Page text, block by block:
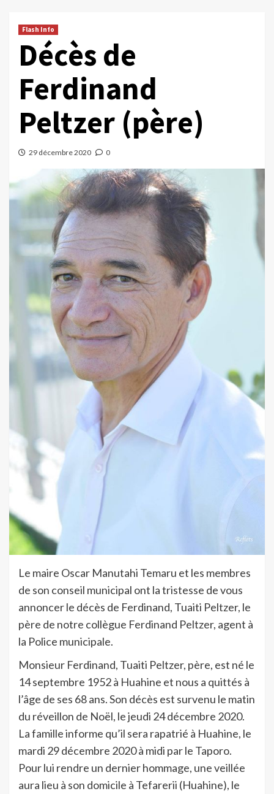
Flash Info
Décès de
Ferdinand
Peltzer (père)
29 décembre 2020 0
Le maire Oscar Manutahi Temaru et les membres
de son conseil municipal ont la tristesse de vous
annoncer le décès de Ferdinand, Tuaiti Peltzer, le
père de notre collègue Ferdinand Peltzer, agent à
la Police municipale.
Monsieur Ferdinand, Tuaiti Peltzer, père, est né le
14 septembre 1952 à Huahine et nous a quittés à
l’âge de ses 68 ans. Son décès est survenu le matin
du réveillon de Noël, le jeudi 24 décembre 2020.
La famille informe qu’il sera rapatrié à Huahine, le
mardi 29 décembre 2020 à midi par le Taporo.
Pour lui rendre un dernier hommage, une veillée
aura lieu à son domicile à Tefarerii (Huahine), le